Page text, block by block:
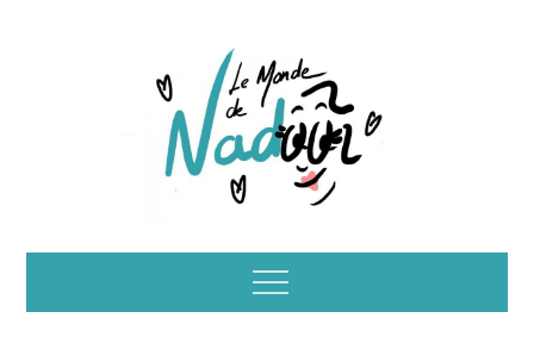
Illustrations – le
monde de Nadoo
Menu